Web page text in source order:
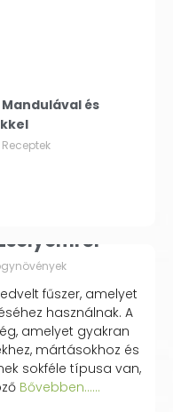
és
Receptek
fűszer, amelyet
használnak. A
amelyet gyakran
mártásokhoz és
sokféle típusa van,
Bővebben...…